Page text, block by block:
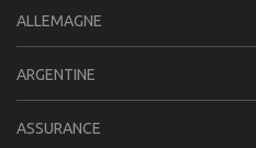
ALLEMAGNE
ARGENTINE
ASSURANCE